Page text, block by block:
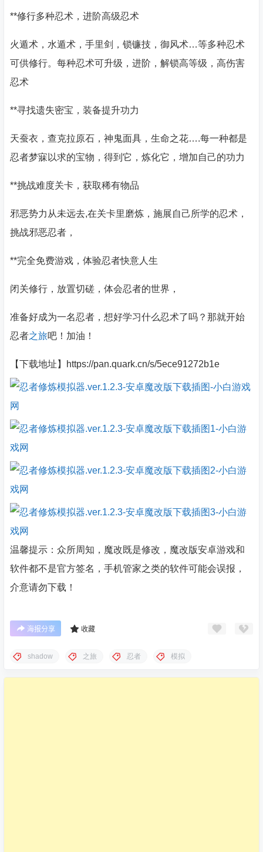
**修行多种忍术，进阶高级忍术
火遁术，水遁术，手里剑，锁镰技，御风术…等多种忍术
可供修行。每种忍术可升级，进阶，解锁高等级，高伤害
忍术
**寻找遗失密宝，装备提升功力
天蚕衣，查克拉原石，神鬼面具，生命之花….每一种都是
忍者梦寐以求的宝物，得到它，炼化它，增加自己的功力
**挑战难度关卡，获取稀有物品
邪恶势力从未远去,在关卡里磨炼，施展自己所学的忍术，
挑战邪恶忍者，
**完全免费游戏，体验忍者快意人生
闭关修行，放置切磋，体会忍者的世界，
准备好成为一名忍者，想好学习什么忍术了吗？那就开始
忍者之旅吧！加油！
【下载地址】https://pan.quark.cn/s/5ece91272b1e
温馨提示：众所周知，魔改既是修改，魔改版安卓游戏和
软件都不是官方签名，手机管家之类的软件可能会误报，
介意请勿下载！
海报分享 收藏
shadow 之旅 忍者 模拟